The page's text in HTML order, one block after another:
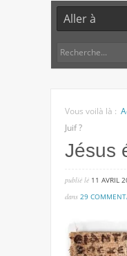
Vous voilà là :
Juif ?
Jésus
publié lé 11 AVRIL
dans 29